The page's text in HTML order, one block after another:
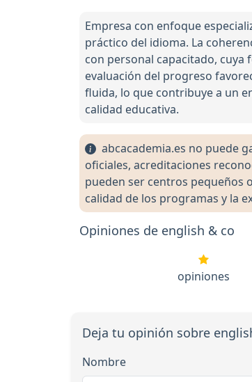
Empresa con enfoque
práctico del idioma. La
con personal capacitado, cuya
evaluación del progreso
fluida, lo que contribuye a un
calidad educativa.
abcacademia.es no puede
oficiales, acreditaciones
pueden ser centros pequeños
calidad de los programas y la
Opiniones de english & co
opiniones
Deja tu opinión sobre
Nombre